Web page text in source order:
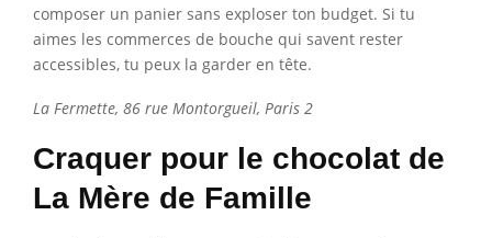
composer un panier sans exploser ton budget. Si tu
aimes les commerces de bouche qui savent rester
accessibles, tu peux la garder en tête.
La Fermette, 86 rue Montorgueil, Paris 2
Craquer pour le chocolat de
La Mère de Famille